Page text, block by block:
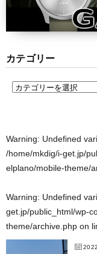
カテゴリー
Warning: Undefined
/home/mkdig/i-get.jp/
elplano/mobile-theme/
Warning: Undefined
get.jp/public_html/wp-
theme/archive.php on